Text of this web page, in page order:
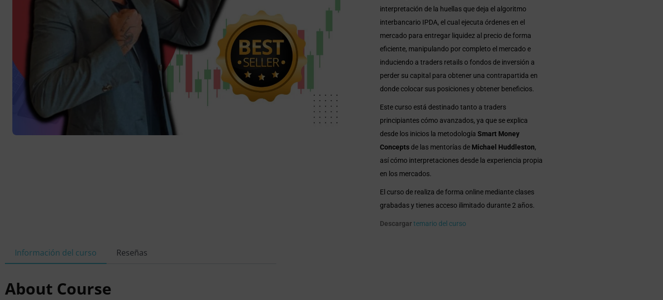
interpretación de la huellas que deja el algoritmo
interbancario IPDA, el cual ejecuta órdenes en el
mercado para entregar liquidez al precio de forma
eficiente, manipulando por completo el mercado e
induciendo a traders retails o fondos de inversión a
perder su capital para obtener una contrapartida en
donde colocar sus posiciones y obtener beneficios.
Este curso está destinado tanto a traders
principiantes cómo avanzados, ya que se explica
desde los inicios la metodologíaSmart Money
Concepts de las mentorías de Michael Huddleston,
así cómo interpretaciones desde la experiencia propia
en los mercados.
El curso de realiza de forma online mediante clases
grabadas y tienes acceso ilimitado durante 2 años.
Descargartemario del curso
Información del curso Reseñas
About Course